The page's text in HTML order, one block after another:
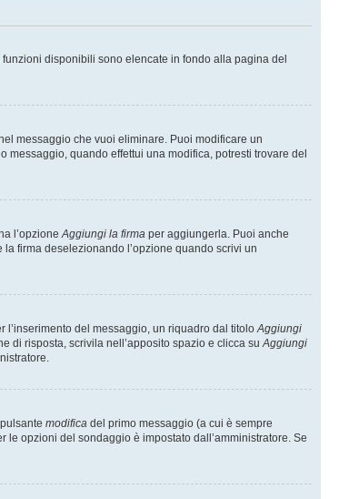
disponibili sono elencate in fondo alla pagina del
messaggio che vuoi eliminare. Puoi modificare un
quando effettui una modifica, potresti trovare del
l’opzioneAggiungi la firma per aggiungerla. Puoi anche
firma deselezionando l’opzione quando scrivi un
l’inserimento del messaggio, un riquadro dal titoloAggiungi
di risposta, scrivila nell’apposito spazio e clicca suAggiungi
modifica del primo messaggio (a cui è sempre
opzioni del sondaggio è impostato dall’amministratore. Se